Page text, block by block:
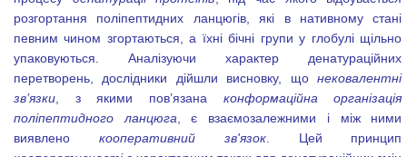
розгортання поліпептидних ланцюгів, які в нативному стані
певним чином згортаються, а їхні бічні групи у глобулі щільно
упаковуються. Аналізуючи характер денатураційних
перетворень, дослідники дійшли висновку, щонековалентні
зв’язки, з якими пов’язана конформаційна організація
поліпептидного ланцюга, є взаємозалежними і між ними
виявлено кооперативний зв'язок. Цей принцип